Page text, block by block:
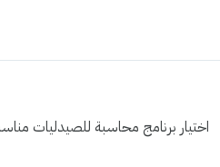
اختيار برنامج محاسبة للصيدليات